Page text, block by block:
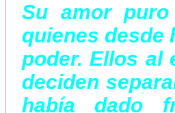
Su amor
quienes desde
poder. Ellos al
deciden
había dado